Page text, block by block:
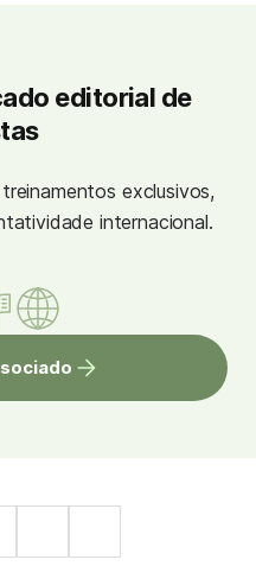
editorial de
exclusivos,
internacional.